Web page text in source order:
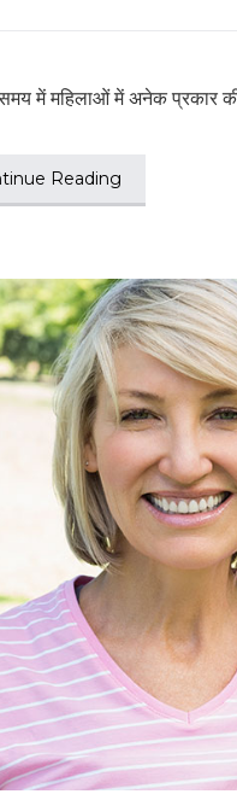
समय में महिलाओं में अनेक प्रकार
Reading